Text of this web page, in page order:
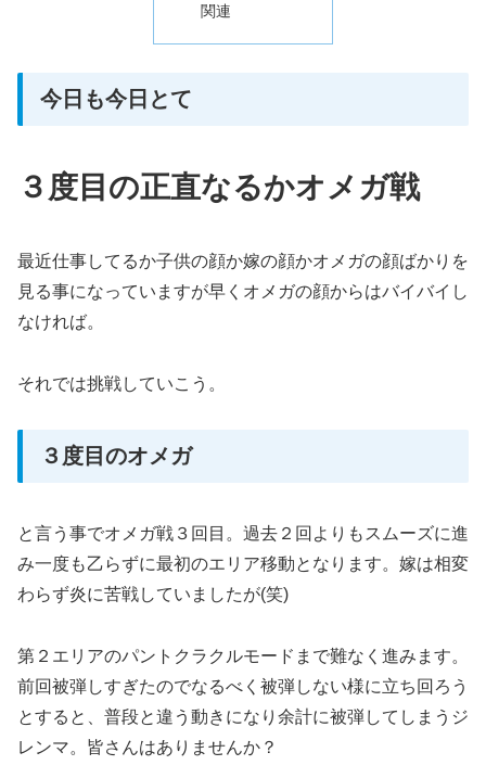
関連
今日も今日とて
３度目の正直なるかオメガ戦
最近仕事してるか子供の顔か嫁の顔かオメガの顔ばかりを
見る事になっていますが早くオメガの顔からはバイバイし
なければ。
それでは挑戦していこう。
３度目のオメガ
と言う事でオメガ戦３回目。過去２回よりもスムーズに進
み一度も乙らずに最初のエリア移動となります。嫁は相変
わらず炎に苦戦していましたが(笑)
第２エリアのパントクラクルモードまで難なく進みます。
前回被弾しすぎたのでなるべく被弾しない様に立ち回ろう
とすると、普段と違う動きになり余計に被弾してしまうジ
レンマ。皆さんはありませんか？